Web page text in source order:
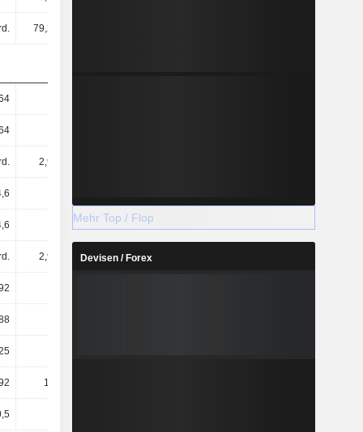
79,2 Mrd.
2,9 Mrd.
27,27 89,84
2,9 Mrd. 2,87 Mrd.
101,04
Mehr Top / Flop
Devisen / Forex